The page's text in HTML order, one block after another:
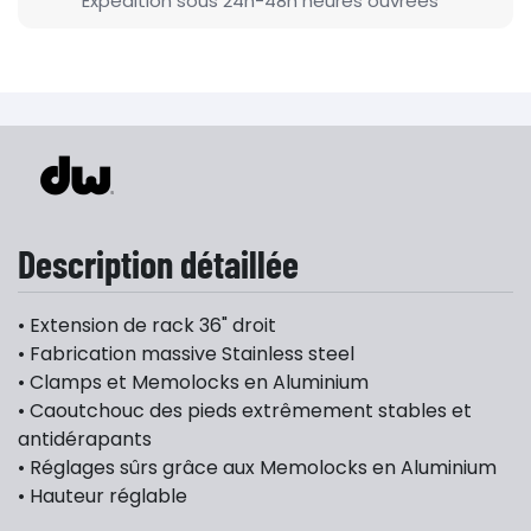
Description détaillée
• Extension de rack 36" droit
• Fabrication massive Stainless steel
• Clamps et Memolocks en Aluminium
• Caoutchouc des pieds extrêmement stables et
antidérapants
• Réglages sûrs grâce aux Memolocks en Aluminium
• Hauteur réglable